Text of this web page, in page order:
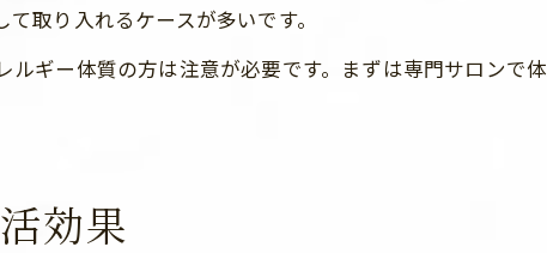
取り入れるケースが多いです。
ギー体質の方は注意が必要です。まずは専門サロンで
効果